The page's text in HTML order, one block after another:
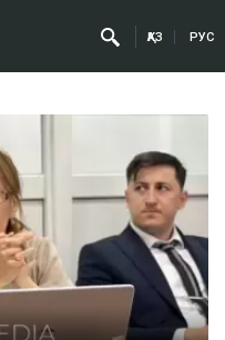
ҚАЗ РУС